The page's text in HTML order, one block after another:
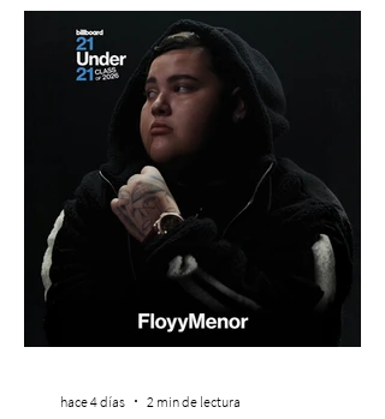
banda que llegará a la capital de La
Araucanía para ofrecer un show cargado
de energía, guitarras y canciones que han
marcado su breve pero exitosa trayectoria.
hace 4 días 2 min de lectura